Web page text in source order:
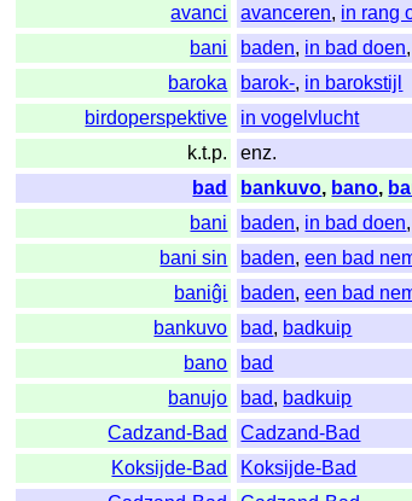
avanci
avanceren, in rang
bani
baden, in bad doen
baroka
barok-, in barokstijl
birdoperspektive
in vogelvlucht
k.t.p.
enz.
bad
bankuvo, bano,
bani
baden, in bad doen
bani sin
baden,een bad
baniĝi
baden,een bad
bankuvo
bad, badkuip
bano
bad
banujo
bad, badkuip
Cadzand-Bad
Cadzand-Bad
Koksijde-Bad
Koksijde-Bad